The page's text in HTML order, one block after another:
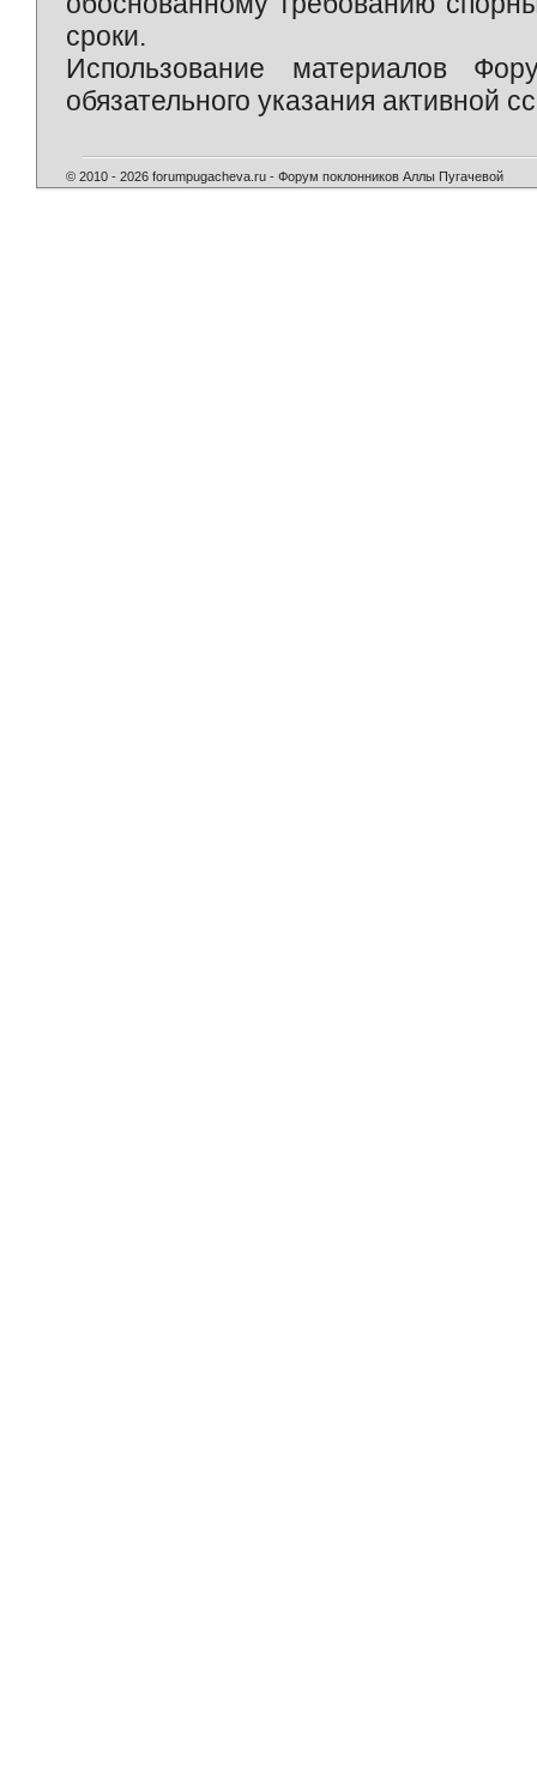
сроки.
Использование материалов
обязательного указания активной
© 2010 - 2026 forumpugacheva.ru - Форум поклонников Аллы Пугачевой